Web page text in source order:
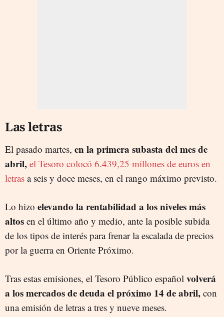
Las letras
El pasado martes, en la primera subasta del mes de
abril, el Tesoro colocó 6.439,25 millones de euros en
letras a seis y doce meses, en el rango máximo previsto.
Lo hizo elevando la rentabilidad a los niveles más
altos en el último año y medio, ante la posible subida
de los tipos de interés para frenar la escalada de precios
por la guerra en Oriente Próximo.
Tras estas emisiones, el Tesoro Público español volverá
a los mercados de deuda el próximo 14 de abril, con
una emisión de letras a tres y nueve meses.